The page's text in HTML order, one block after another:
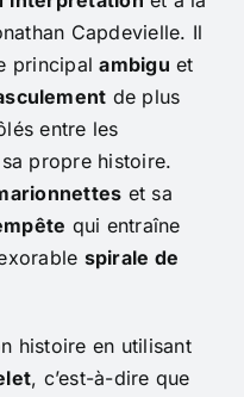
Capdevielle. Il
principalambigu et
de plus
entre les
propre histoire.
et sa
qui entraîne
spirale de
histoire en utilisant
, c’est-à-dire que